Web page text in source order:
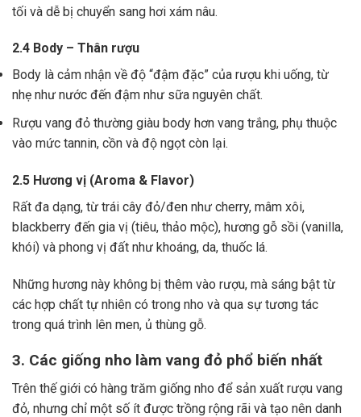
tối và dễ bị chuyển sang hơi xám nâu.
2.4 Body – Thân rượu
Body là cảm nhận về độ “đậm đặc” của rượu khi uống, từ
nhẹ như nước đến đậm như sữa nguyên chất.
Rượu vang đỏ thường giàu body hơn vang trắng, phụ thuộc
vào mức tannin, cồn và độ ngọt còn lại.
2.5 Hương vị (Aroma & Flavor)
Rất đa dạng, từ trái cây đỏ/đen như cherry, mâm xôi,
blackberry đến gia vị (tiêu, thảo mộc), hương gỗ sồi (vanilla,
khói) và phong vị đất như khoáng, da, thuốc lá.
Những hương này không bị thêm vào rượu, mà sáng bật từ
các hợp chất tự nhiên có trong nho và qua sự tương tác
trong quá trình lên men, ủ thùng gỗ.
3. Các giống nho làm vang đỏ phổ biến nhất
Trên thế giới có hàng trăm giống nho để sản xuất rượu vang
đỏ, nhưng chỉ một số ít được trồng rộng rãi và tạo nên danh